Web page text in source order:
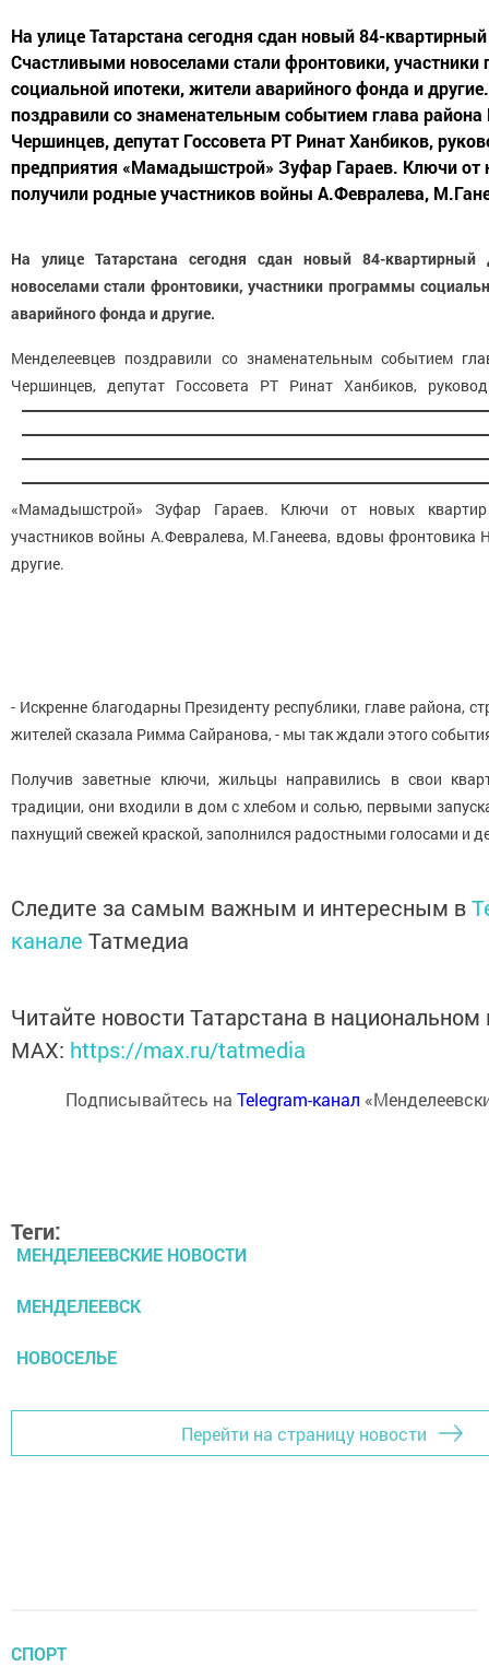
На улице Татарстана сегодня сдан новый 84-
Счастливыми новоселами стали фронтовики,
социальной ипотеки, жители аварийного фонда и
поздравили со знаменательным событием глава района
Чершинцев, депутат Госсовета РТ Ринат Ханбиков,
предприятия «Мамадышстрой» Зуфар Гараев. Ключи от
получили родные участников войны А.Февралева,
На улице Татарстана сегодня сдан новый 84-
новоселами стали фронтовики, участники программы
аварийного фонда и другие.
Менделеевцев поздравили со знаменательным событием
Чершинцев, депутат Госсовета РТ Ринат Ханбиков,
«Мамадышстрой» Зуфар Гараев. Ключи от новых
участников войны А.Февралева, М.Ганеева, вдовы
другие.
- Искренне благодарны Президенту республики, главе района,
жителей сказала Римма Сайранова, - мы так ждали этого
Получив заветные ключи, жильцы направились в свои
традиции, они входили в дом с хлебом и солью, первыми
пахнущий свежей краской, заполнился радостными голосами и
Следите за самым важным и интересным в
канале Татмедиа
Читайте новости Татарстана в
MАХ: https://max.ru/tatmedia
Подписывайтесь на Telegram-канал
Теги:
МЕНДЕЛЕЕВСКИЕ НОВОСТИ
МЕНДЕЛЕЕВСК
НОВОСЕЛЬЕ
Перейти на страницу новости
СПОРТ